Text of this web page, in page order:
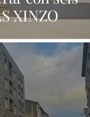
XINZO